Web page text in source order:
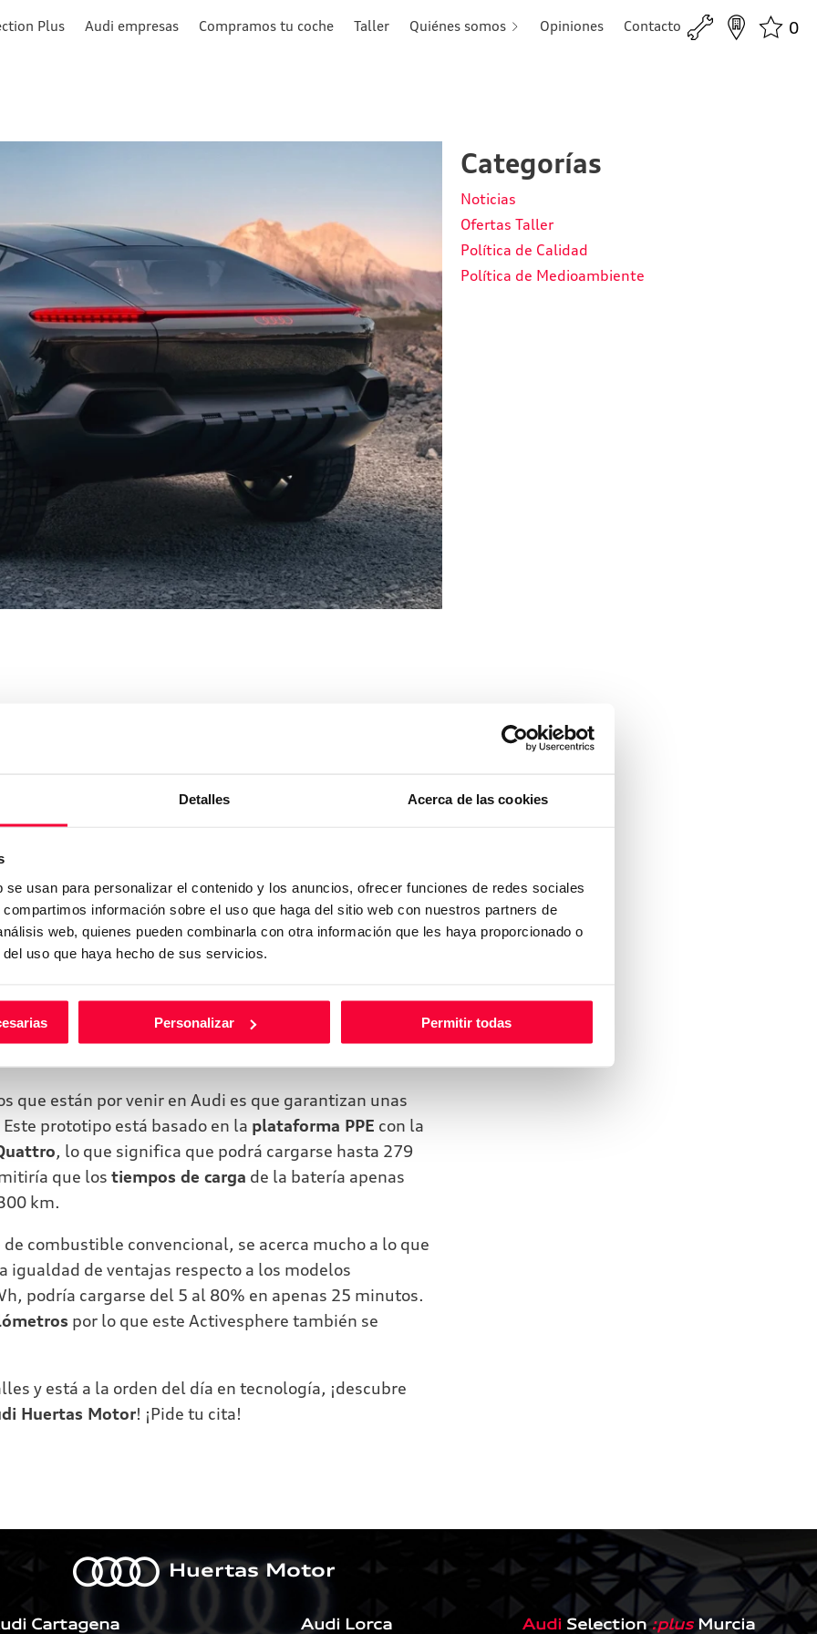
Detalles Acerca de las cookies
usan para personalizar el contenido y los anuncios, ofrecer funciones de redes sociales
información sobre el uso que haga del sitio web con nuestros partners de
web, quienes pueden combinarla con otra información que les haya proporcionado o
uso que haya hecho de sus servicios.
Personalizar Permitir todas
Plus Audi empresas Compramos tu coche Taller Quiénes somos Opiniones Contacto 0
el crossover coupé que
el sedán y el urbano, ahora le toca el turno a este
que buscará revolucionar el sector.
con una carrocería de cuatro puertas, una longitud de
lujo en su interior. Además, no solo su diseño de
sino que sus
trasera cuenta con la caída del pilar C tipo Sportback.
un compartimento de carga abierto (tipo pick-up) con
que están por venir en Audi es que garantizan unas
prototipo está basado en la plataforma PPE con la
, lo que significa que podrá cargarse hasta 279
que los tiempos de carga de la batería apenas
km.
combustible convencional, se acerca mucho a lo que
de ventajas respecto a los modelos
podría cargarse del 5 al 80% en apenas 25 minutos.
por lo que este Activesphere también se
y está a la orden del día en tecnología, ¡descubre
Huertas Motor! ¡Pide tu cita!
Categorías
Noticias
Ofertas Taller
Política de Calidad
Política de Medioambiente
a Huertas Motor
Cartagena Audi Lorca Audi Selection:plusMurcia